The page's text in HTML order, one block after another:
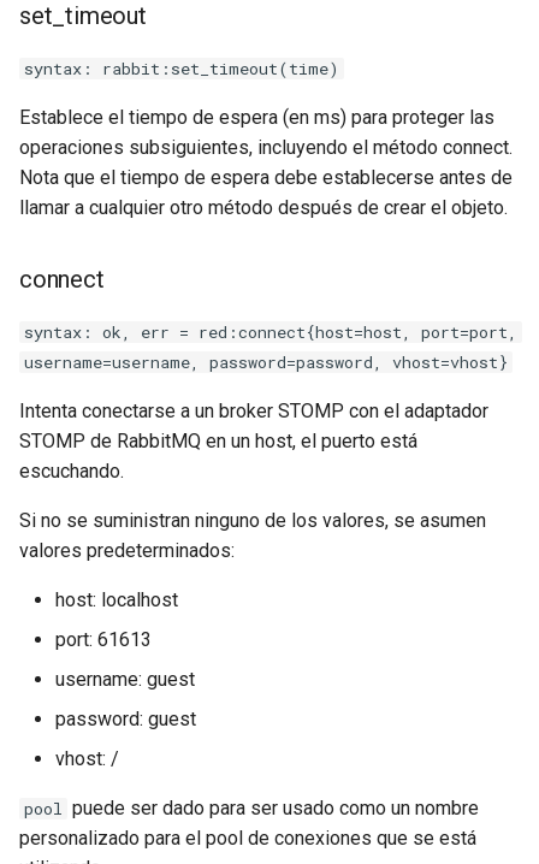
naxsi
nchan
ndk
nftset-access
ntlm
otel
passenger
phantom-token
pipelog
postgres
set_timeout
syntax: rabbit:set_timeout(time)
Establece el tiempo de espera (en ms) para proteger las
operaciones subsiguientes, incluyendo el método connect.
Nota que el tiempo de espera debe establecerse antes de
llamar a cualquier otro método después de crear el objeto.
connect
syntax: ok, err = red:connect{host=host, port=port,
username=username, password=password, vhost=vhost}
Intenta conectarse a un broker STOMP con el adaptador
STOMP de RabbitMQ en un host, el puerto está
escuchando.
Si no se suministran ninguno de los valores, se asumen
valores predeterminados:
host: localhost
port: 61613
username: guest
password: guest
vhost: /
pool puede ser dado para ser usado como un nombre
personalizado para el pool de conexiones que se está